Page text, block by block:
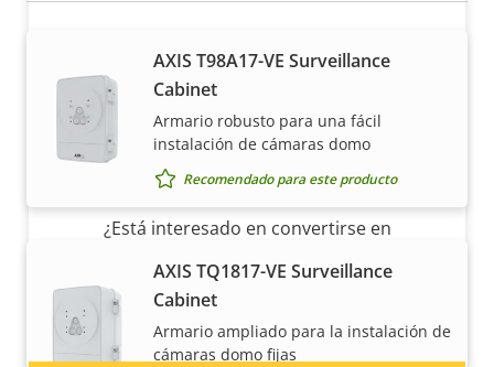
AXIS T98A17-VE Surveillance
Cabinet
Armario robusto para una fácil
instalación de cámaras domo
Recomendado para este producto
AXIS TQ1817-VE Surveillance
Cabinet
Armario ampliado para la instalación de
cámaras domo fijas
¿Quiere vender productos Axis?
¿Está interesado en convertirse en
contacto de distribuidores de productos y
sistemas Axis.